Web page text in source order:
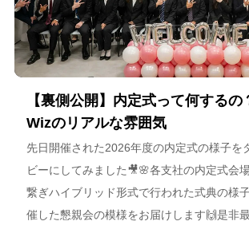
【裏側公開】内定式って何するの
Wizのリアルな雰囲気
先日開催された2026年度の内定式の様子を
ビーにしてみました🎥🌸各支社の内定式会
繋ぎハイブリッド形式で行われた式典の様
催した懇親会の模様をお届けします🙌是非